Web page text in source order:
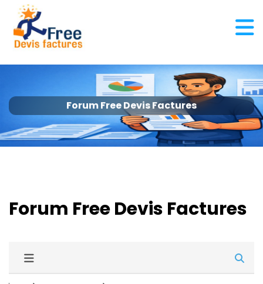
Forum Free Devis Factures
Forum Free Devis Factures